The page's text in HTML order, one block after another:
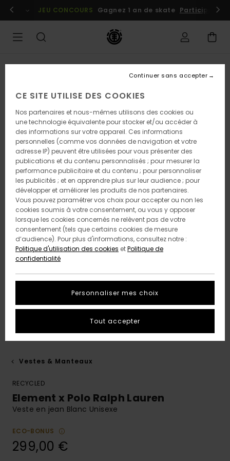
l'information
Se connecter / s'inscrire
JEU CONCOURS Gagnez 1 an de skate Participez
Vestes & Manteaux
RECYCLED
Element x Polo Ralph Lauren
Veste en jean Blanc Unisexe
ECO-BONUS
299,00 €
CE SITE UTILISE DES COOKIES
Nos partenaires et nous-mêmes utilisons des cookies ou
une technologie équivalente pour stocker et/ou accéder à
des informations sur votre appareil. Ces informations
personnelles (comme vos données de navigation et votre
adresse IP) peuvent être utilisées pour vous présenter des
publications et du contenu personnalisés ; pour mesurer la
performance publicitaire et du contenu ; pour personnaliser
les publicités ; et en apprendre plus sur leur audience ; pour
développer et améliorer les produits de nos partenaires.
Vous pouvez paramétrer vos choix pour accepter ou non les
cookies soumis à votre consentement, ou vous y opposer
lorsque les cookies concernés ne relèvent pas de votre
consentement (tels que certains cookies de mesure
d’audience). Pour plus d'informations, consultez notre :
Politique d'utilisation des cookies etPolitique de
confidentialité
Personnaliser mes choix
Continuer sans accepter
Tout accepter